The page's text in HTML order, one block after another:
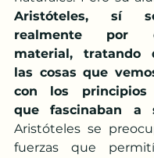
Aristóteles, sí
realmente por
material, tratando
las cosas que
con los principios
que fascinaban a
Aristóteles se
fuerzas que